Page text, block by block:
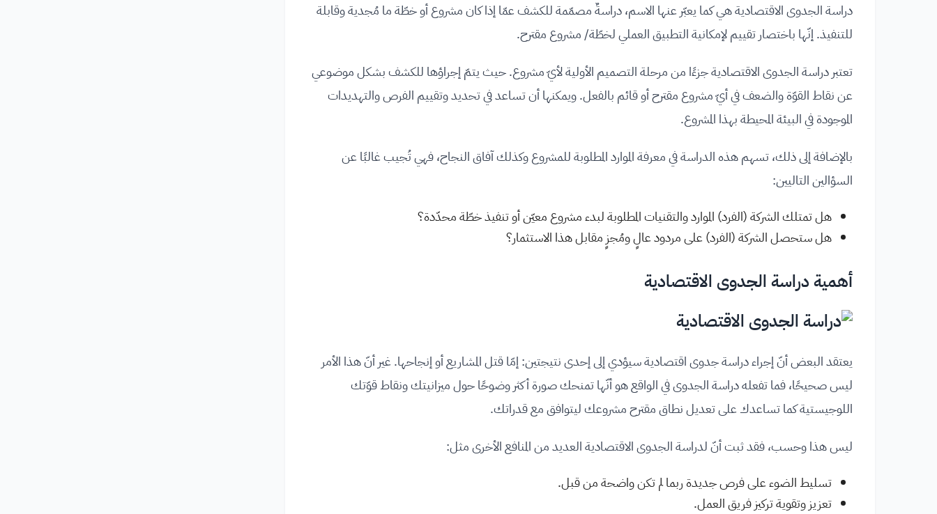
دراسة الجدوى الاقتصادية هي كما يعبّر عنها الاسم، دراسةٌ مصمّمة للكشف عمّا إذا كان مشروع أو خطّة ما مُجدية وقابلة
للتنفيذ. إنّها باختصار تقييم لإمكانية التطبيق العملي لخطّة/ مشروع مقترح.
تعتبر دراسة الجدوى الاقتصادية جزءًا من مرحلة التصميم الأولية لأيّ مشروع. حيث يتمّ إجراؤها للكشف بشكل موضوعي
عن نقاط القوّة والضعف في أيّ مشروع مقترح أو قائم بالفعل. ويمكنها أن تساعد في تحديد وتقييم الفرص والتهديدات
الموجودة في البيئة المحيطة بهذا المشروع.
بالإضافة إلى ذلك، تسهم هذه الدراسة في معرفة الموارد المطلوبة للمشروع وكذلك آفاق النجاح، فهي تُجيب غالبًا عن
السؤالين التاليين:
هل تمتلك الشركة (الفرد) الموارد والتقنيات المطلوبة لبدء مشروع معيّن أو تنفيذ خطّة محدّدة؟
هل ستحصل الشركة (الفرد) على مردود عالٍ ومُجزٍ مقابل هذا الاستثمار؟
أهمية دراسة الجدوى الاقتصادية
يعتقد البعض أنّ إجراء دراسة جدوى اقتصادية سيؤدي إلى إحدى نتيجتين: إمّا قتل المشاريع أو إنجاحها. غير أنّ هذا الأمر
ليس صحيحًا، فما تفعله دراسة الجدوى في الواقع هو أنّها تمنحك صورة أكثر وضوحًا حول ميزانيتك ونقاط قوّتك
اللوجيستية كما تساعدك على تعديل نطاق مقترح مشروعك ليتوافق مع قدراتك.
ليس هذا وحسب، فقد ثبت أنّ لدراسة الجدوى الاقتصادية العديد من المنافع الأخرى مثل:
تسليط الضوء على فرص جديدة ربما لم تكن واضحة من قبل.
تعزيز وتقوية تركيز فريق العمل.